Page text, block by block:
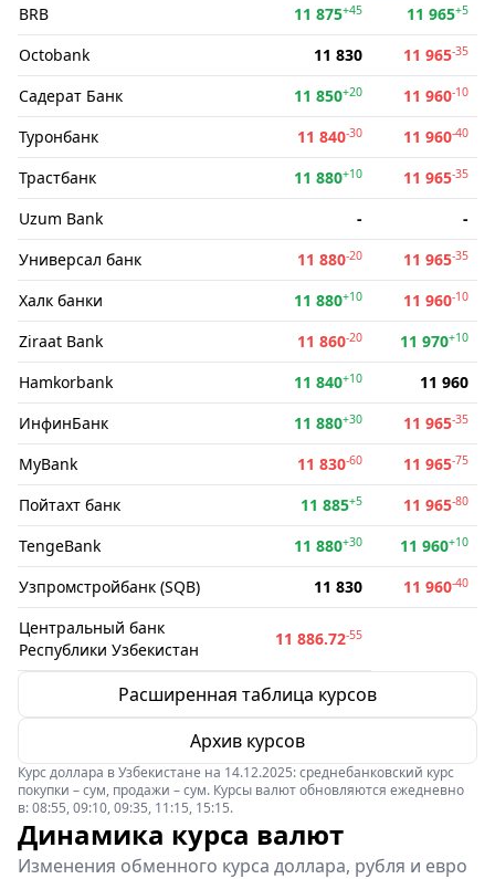
BRB 11 875+45 11 965+5
Octobank 11 830 11 965-35
Садерат Банк 11 850+20 11 960-10
Туронбанк 11 840-30 11 960-40
Трастбанк 11 880+10 11 965-35
Uzum Bank -
-
Универсал банк
11 880-20 11 965-35
Халк банки 11 880+10 11 960-10
Ziraat Bank 11 860-20 11 970+10
Hamkorbank 11 840+10
11 960
ИнфинБанк
11 880+30 11 965-35
MyBank 11 830-60 11 965-75
Пойтахт банк 11 885+5 11 965-80
TengeBank 11 880+30 11 960+10
Узпромстройбанк (SQB) 11 830 11 960-40
Центральный банк
Республики Узбекистан
11 886.72-55
Расширенная таблица курсов
Архив курсов
Курс доллара в Узбекистане на 14.12.2025: среднебанковский курс
покупки – сум, продажи – сум. Курсы валют обновляются ежедневно
в: 08:55, 09:10, 09:35, 11:15, 15:15.
Динамика курса валют
Изменения обменного курса доллара, рубля и евро